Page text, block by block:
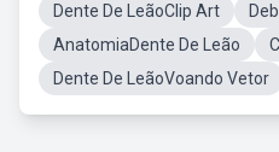
Dente De LeãoClip Art
AnatomiaDente De Leão
Dente De LeãoVoando Vetor